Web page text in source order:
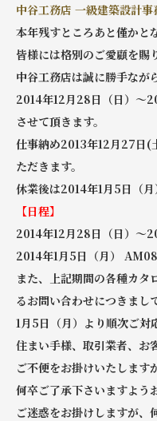
中谷工務店 一級建築設計事
本年残すところあと僅かと
皆様には格別のご愛顧を賜
中谷工務店は誠に勝手なが
2014年12月28日（日）～
させて頂きます。
仕事納め2013年12月27日(
ただきます。
休業後は2014年1月5日（月
【日程】
2014年12月28日（日）～
2014年1月5日（月）
また、上記期間の各種カタ
るお問い合わせにつきまし
1月5日（月）より順次ご対
住まい手様、取引業者、お
ご不便をお掛けいたしますが
何卒ご了承下さいますよう
ご迷惑をお掛けしますが、